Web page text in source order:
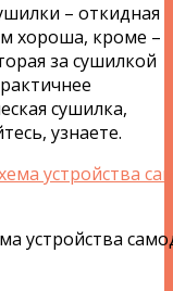
– откидная
хороша, кроме –
за сушилкой
сушилка,
узнаете.
устройства